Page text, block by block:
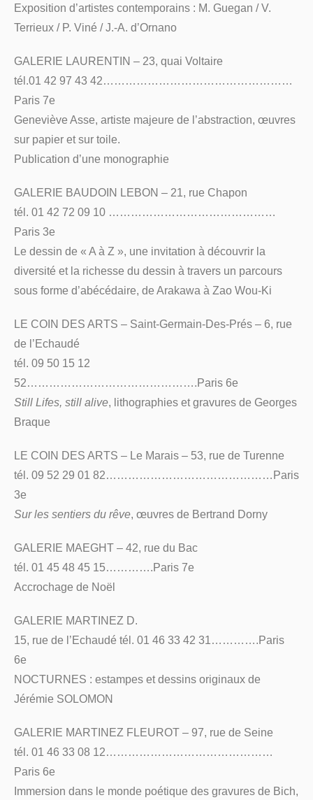
Exposition d’artistes contemporains : M. Guegan / V.
Terrieux / P. Viné / J.-A. d’Ornano
GALERIE LAURENTIN – 23, quai Voltaire
tél.01 42 97 43 42……………………………………………
Paris 7e
Geneviève Asse, artiste majeure de l’abstraction, œuvres
sur papier et sur toile.
Publication d’une monographie
GALERIE BAUDOIN LEBON – 21, rue Chapon
tél. 01 42 72 09 10 ………………………………………
Paris 3e
Le dessin de « A à Z », une invitation à découvrir la
diversité et la richesse du dessin à travers un parcours
sous forme d’abécédaire, de Arakawa à Zao Wou-Ki
LE COIN DES ARTS – Saint-Germain-Des-Prés – 6, rue
de l’Echaudé
tél. 09 50 15 12
52……………………………………….Paris 6e
Still Lifes, still alive, lithographies et gravures de Georges
Braque
LE COIN DES ARTS – Le Marais – 53, rue de Turenne
tél. 09 52 29 01 82………………………………………Paris
3e
Sur les sentiers du rêve, œuvres de Bertrand Dorny
GALERIE MAEGHT – 42, rue du Bac
tél. 01 45 48 45 15………….Paris 7e
Accrochage de Noël
GALERIE MARTINEZ D.
15, rue de l’Echaudé tél. 01 46 33 42 31………….Paris
6e
NOCTURNES : estampes et dessins originaux de
Jérémie SOLOMON
GALERIE MARTINEZ FLEUROT – 97, rue de Seine
tél. 01 46 33 08 12………………………………………
Paris 6e
Immersion dans le monde poétique des gravures de Bich,